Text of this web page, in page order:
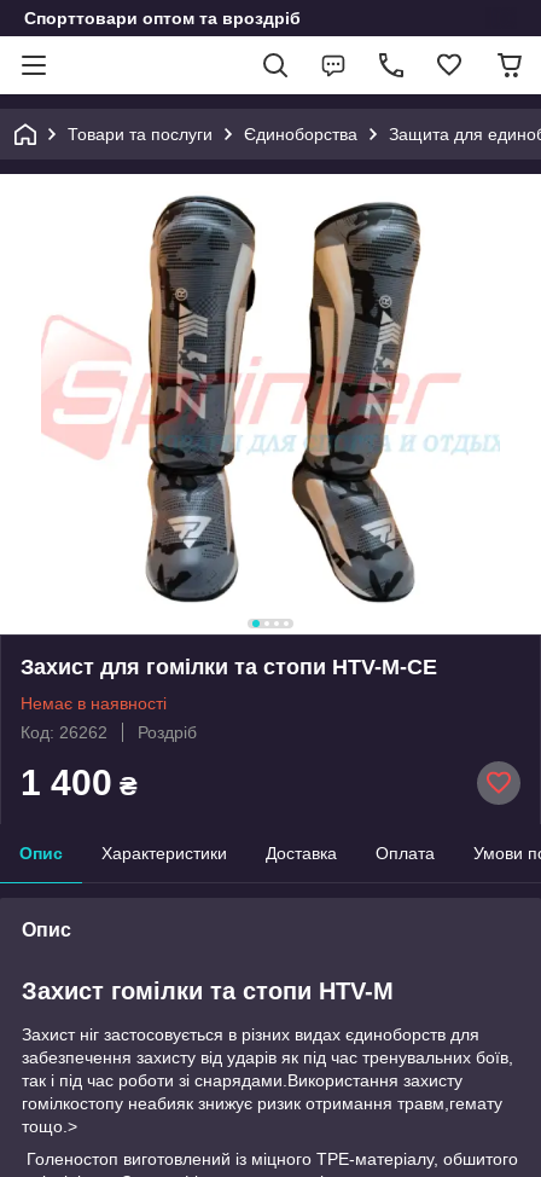
Спорттовари оптом та вроздріб
Товари та послуги Єдиноборства Защита для
Захист для гомілки та стопи HTV-М-СЕ
Немає в наявності
Код: 26262
Роздріб
1 400 ₴
Опис Характеристики Доставка Оплата Умови
Опис
Захист гомілки та стопи HTV-М
Захист ніг застосовується в різних видах єдиноборств для
забезпечення захисту від ударів як під час тренувальних боїв,
так і під час роботи зі снарядами.Використання захисту
гомілкостопу неабияк знижує ризик отримання травм,гемату
тощо.>
Голеностоп виготовлений із міцного ТРЕ-матеріалу, обшитого